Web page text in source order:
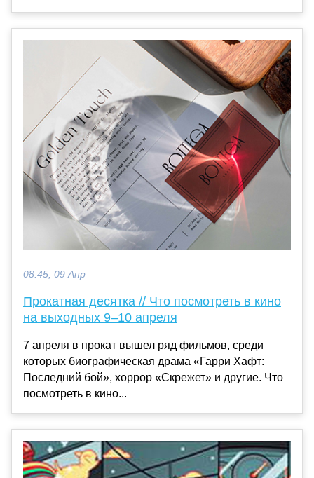
08:45, 09 Апр
Прокатная десятка // Что посмотреть в кино
на выходных 9–10 апреля
7 апреля в прокат вышел ряд фильмов, среди
которых биографическая драма «Гарри Хафт:
Последний бой», хоррор «Скрежет» и другие. Что
посмотреть в кино...